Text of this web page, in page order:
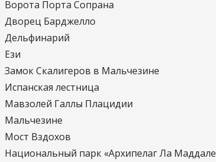
Ворота Порта Сопрана
Дворец Барджелло
Дельфинарий
Ези
Замок Скалигеров в Мальчезине
Испанская лестница
Мавзолей Галлы Плацидии
Мальчезине
Мост Вздохов
Национальный парк «Архипелаг Ла